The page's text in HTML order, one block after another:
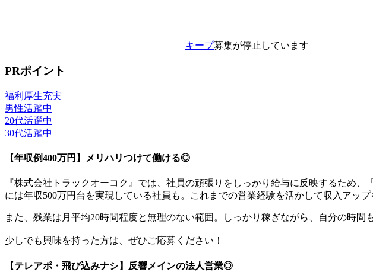
キープ募集が停止しています
PRポイント
福利厚生充実
男性活躍中
20代活躍中
30代活躍中
【年収例400万円】メリハリつけて働ける◎
『株式会社トラックオーコク』では、社員の頑張りをしっかり給与に反映するため
には年収500万円台を実現している社員も。これまでの営業経験を活かして収入アッ
また、残業は月平均20時間程度と無理のない範囲。しっかり稼ぎながら、自分の時間
少しでも興味を持った方は、ぜひご応募ください！
【テレアポ・飛び込みナシ】反響メインの法人営業◎